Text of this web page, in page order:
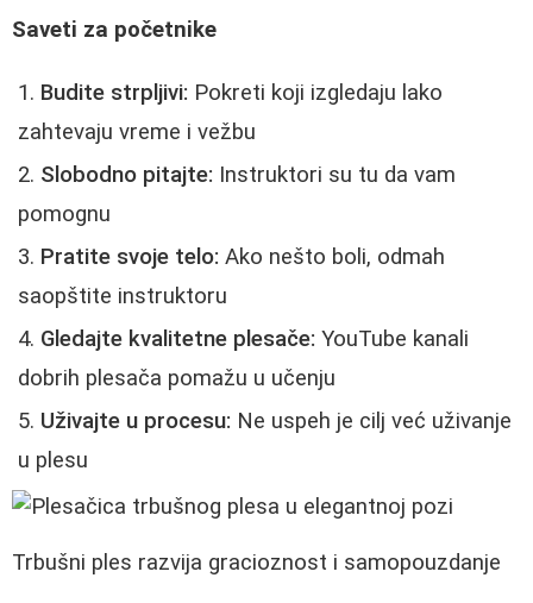
Saveti za početnike
Budite strpljivi: Pokreti koji izgledaju lako
zahtevaju vreme i vežbu
Slobodno pitajte: Instruktori su tu da vam
pomognu
Pratite svoje telo: Ako nešto boli, odmah
saopštite instruktoru
Gledajte kvalitetne plesače: YouTube kanali
dobrih plesača pomažu u učenju
Uživajte u procesu: Ne uspeh je cilj već uživanje
u plesu
Trbušni ples razvija gracioznost i samopouzdanje